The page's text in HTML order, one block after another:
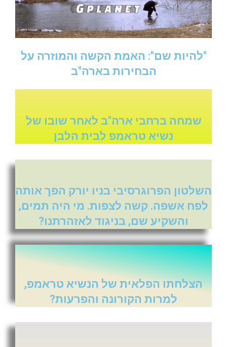
"להיות שם": האמת הקשה והמוזרה על
הבחירות בארה"ב
שמחה ברחבי ארה"ב לאחר שובו של
נשיא טראמפ לבית הלבן
השלטון הפרוגרסיבי בניו יורק הפך אותה
לפח אשפה. קשה לצפות. מי היה תמים,
והשקיע שם, בניגוד לאזהרתנו?
הצלחתו הפלאית של הנשיא טראמפ,
למרות הקורונה והפרעות?